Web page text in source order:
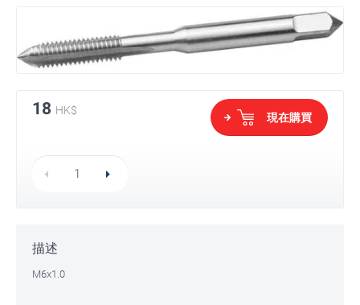
18 HK$
現在購買
描述
M6x1.0